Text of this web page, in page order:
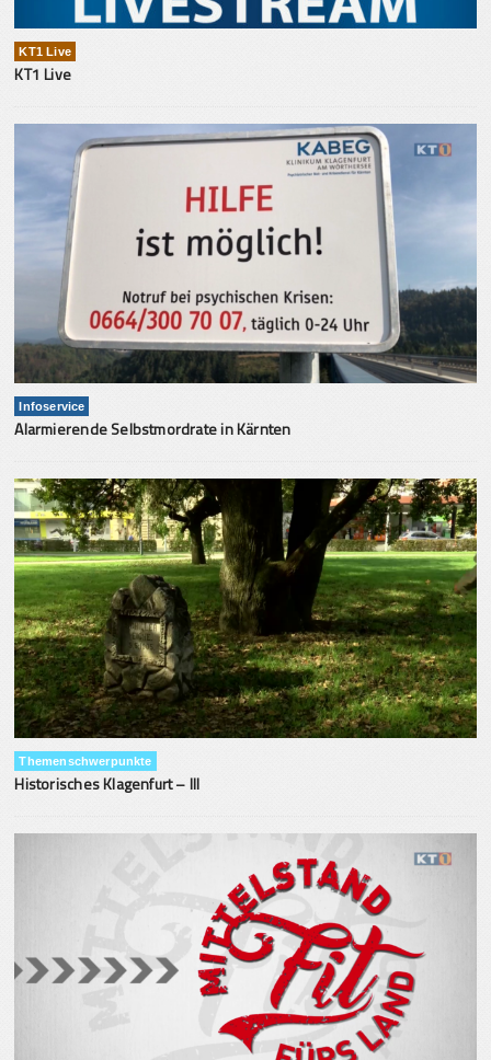
KT1 Live
KT1 Live
Infoservice
Alarmierende Selbstmordrate in Kärnten
Themenschwerpunkte
Historisches Klagenfurt – III